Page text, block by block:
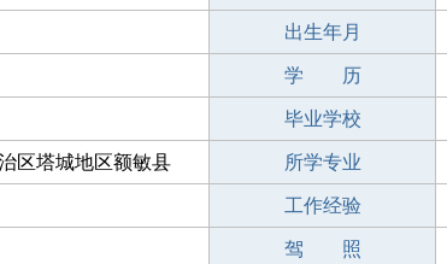
出生年月
学 历
毕业学校
区塔城地区额敏县 所学专业
工作经验
驾 照